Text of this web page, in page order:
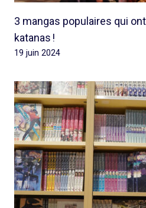
3 mangas populaires qui
katanas !
19 juin 2024